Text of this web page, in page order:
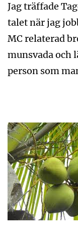
Jag träffade
talet när jag
MC relaterad
munsvada och
person som